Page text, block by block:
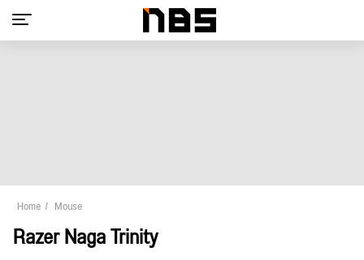
Home Mouse
Razer Naga Trinity